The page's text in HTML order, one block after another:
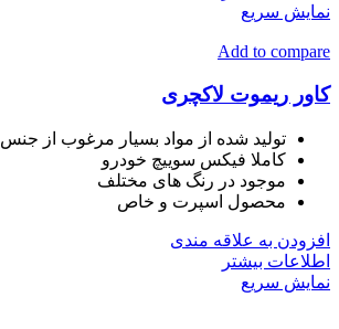
نمایش سریع
Add to compare
کاور ریموت لاکچری
تولید شده از مواد بسیار مرغوب از جنس TPU
کاملا فیکس سوییچ خودرو
موجود در رنگ های مختلف
محصول اسپرت و خاص
افزودن به علاقه مندی
اطلاعات بیشتر
نمایش سریع